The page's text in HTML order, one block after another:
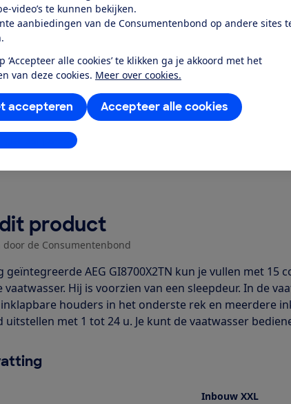
video’s te kunnen bekijken.
aanbiedingen van de Consumentenbond op andere sites
‘Accepteer alle cookies’ te klikken ga je akkoord met het
van deze cookies. Meer over cookies.
Accepteer alle cookies
accepteren
aanpassen
product
door de Consumentenbond
geïntegreerde AEG GI8700X2TN kun je vullen met 15
vaatwasser. Hij is voorzien van een sleepdeur. In de
houders in het onderste rek en meerdere
uitstellen met 1 tot 24 u. Je kunt de vaatwasser
Inbouw XXL